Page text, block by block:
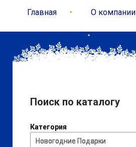
Главная О компании
Поиск по каталогу
Категория